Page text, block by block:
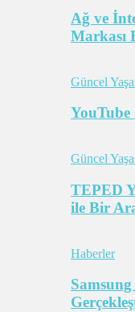
Ağ ve
Markası
Güncel
YouTube
Güncel
TEPED
ile Bir
Haberler